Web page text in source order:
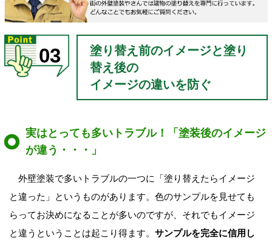
03
塗り替え前のイメージと塗り
替え後の
イメージの違いを防ぐ
実はとっても多いトラブル！「塗装後のイメージ
が違う・・・」
外壁塗装で多いトラブルの一つに「塗り替えたらイメージ
と違った」というものがあります。色のサンプルを見せても
らってお決めになることが多いのですが、それでもイメージ
と違うということは起こり得ます。 サンプルを完全に信用し